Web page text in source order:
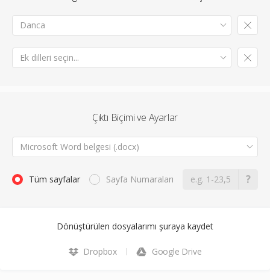
Danca
Ek dilleri seçin...
Çıktı Biçimi ve Ayarlar
Microsoft Word belgesi (.docx)
Tüm sayfalar Sayfa Numaraları
Dönüştürülen dosyalarımı şuraya kaydet
Dropbox Google Drive